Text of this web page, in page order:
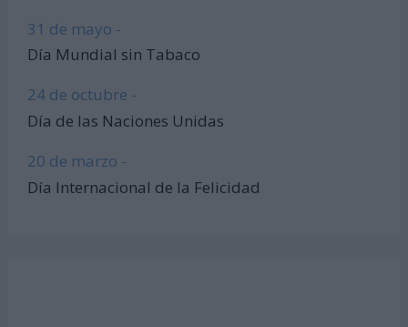
31 de mayo -
Día Mundial sin Tabaco
24 de octubre -
Día de las Naciones Unidas
20 de marzo -
Día Internacional de la Felicidad